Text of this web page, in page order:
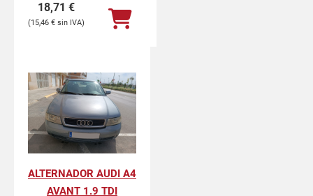
PROFESIONAL
18,71 €
15,46 €
ALTERNADOR AUDI A4
AVANT 1.9 TDI